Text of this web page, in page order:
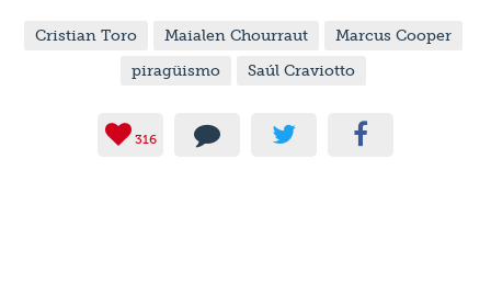
Cristian Toro Maialen Chourraut
Marcus Cooper
piragüismo
Saúl Craviotto
316